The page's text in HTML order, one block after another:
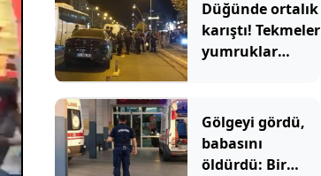
Düğünde ortalık
karıştı! Tekmeler
yumruklar
Gölgeyi gördü,
babasını
öldürdü: Bir